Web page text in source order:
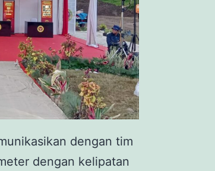
dengan tim
dengan kelipatan